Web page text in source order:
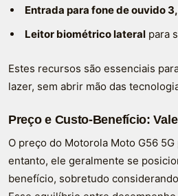
Entrada para fone de ouvido
Leitor biométrico lateral para
Estes recursos são essenciais
lazer, sem abrir mão das
Preço e Custo-Benefício:
O preço do Motorola Moto G56
entanto, ele geralmente se
benefício, sobretudo